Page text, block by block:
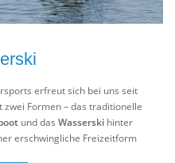
erfreut sich bei uns seit
Formen – das traditionelle
und das Wasserski hinter
erschwingliche Freizeitform